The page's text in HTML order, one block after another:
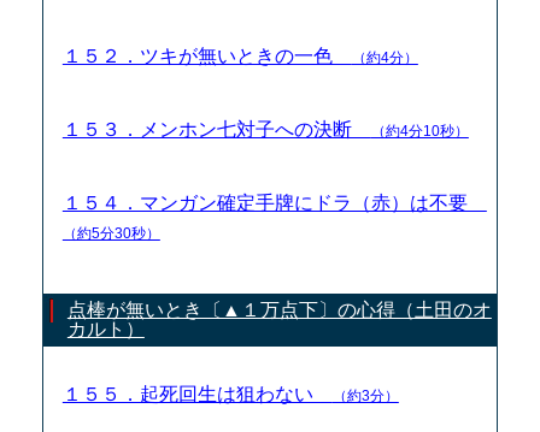
１５２．ツキが無いときの一色 （約4分）
１５３．メンホン七対子への決断 （約4分10秒）
１５４．マンガン確定手牌にドラ（赤）は不要
（約5分30秒）
点棒が無いとき〔▲１万点下〕の心得（土田のオ
カルト）
１５５．起死回生は狙わない （約3分）